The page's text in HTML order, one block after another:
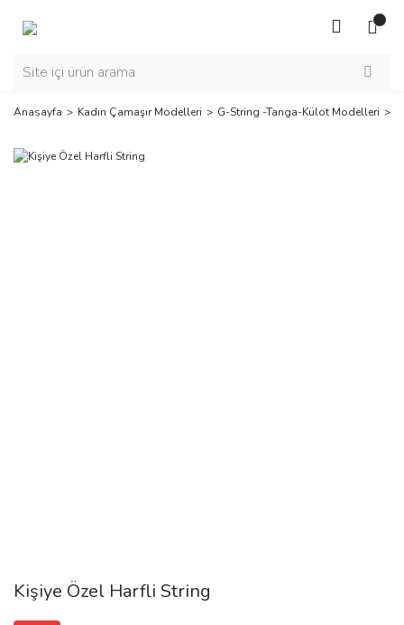
Anasayfa Kadın Çamaşır Modelleri G-String -Tanga-Külot Modelleri
Kişiye Özel Harfli String